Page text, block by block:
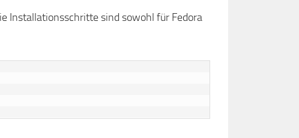
Installationsschritte sind sowohl für Fedora